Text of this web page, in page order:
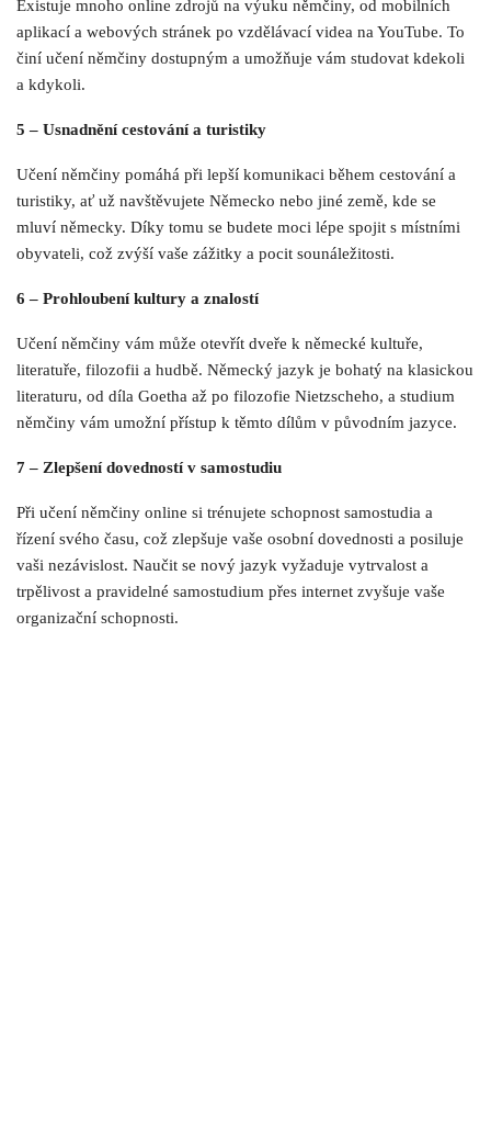
Existuje mnoho online zdrojů na výuku němčiny, od mobilních
aplikací a webových stránek po vzdělávací videa na YouTube. To
činí učení němčiny dostupným a umožňuje vám studovat kdekoli
a kdykoli.
5 – Usnadnění cestování a turistiky
Učení němčiny pomáhá při lepší komunikaci během cestování a
turistiky, ať už navštěvujete Německo nebo jiné země, kde se
mluví německy. Díky tomu se budete moci lépe spojit s místními
obyvateli, což zvýší vaše zážitky a pocit sounáležitosti.
6 – Prohloubení kultury a znalostí
Učení němčiny vám může otevřít dveře k německé kultuře,
literatuře, filozofii a hudbě. Německý jazyk je bohatý na klasickou
literaturu, od díla Goetha až po filozofie Nietzscheho, a studium
němčiny vám umožní přístup k těmto dílům v původním jazyce.
7 – Zlepšení dovedností v samostudiu
Při učení němčiny online si trénujete schopnost samostudia a
řízení svého času, což zlepšuje vaše osobní dovednosti a posiluje
vaši nezávislost. Naučit se nový jazyk vyžaduje vytrvalost a
trpělivost a pravidelné samostudium přes internet zvyšuje vaše
organizační schopnosti.